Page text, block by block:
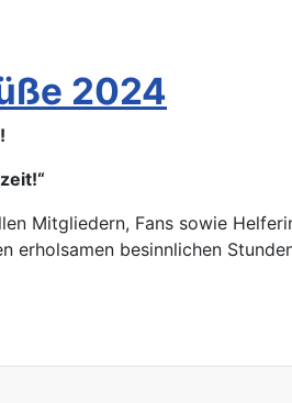
2024
Mitgliedern, Fans sowie
besinnlichen